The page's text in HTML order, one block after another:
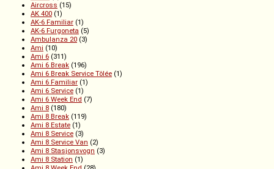
Aircross (15)
AK 400 (1)
AK-6 Familiar (1)
AK-6 Furgoneta (5)
Ambulanza 20 (3)
Ami (10)
Ami 6 (311)
Ami 6 Break (196)
Ami 6 Break Service Tôlée (1)
Ami 6 Familiar (1)
Ami 6 Service (1)
Ami 6 Week End (7)
Ami 8 (180)
Ami 8 Break (119)
Ami 8 Estate (1)
Ami 8 Service (3)
Ami 8 Service Van (2)
Ami 8 Stasjonsvogn (3)
Ami 8 Station (1)